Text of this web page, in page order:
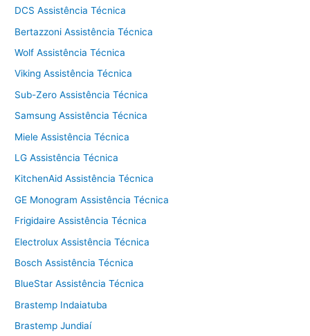
DCS Assistência Técnica
Bertazzoni Assistência Técnica
Wolf Assistência Técnica
Viking Assistência Técnica
Sub-Zero Assistência Técnica
Samsung Assistência Técnica
Miele Assistência Técnica
LG Assistência Técnica
KitchenAid Assistência Técnica
GE Monogram Assistência Técnica
Frigidaire Assistência Técnica
Electrolux Assistência Técnica
Bosch Assistência Técnica
BlueStar Assistência Técnica
Brastemp Indaiatuba
Brastemp Jundiaí